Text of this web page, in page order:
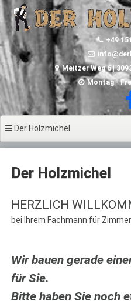
Zum
Inhalt
springen
+49
Meitzer Weg 6 |
Montag -
Der Holzmichel
Der Holzmichel
HERZLICH
bei Ihrem Fachmann für
Wir bauen gerade
für Sie.
Bitte haben Sie noch